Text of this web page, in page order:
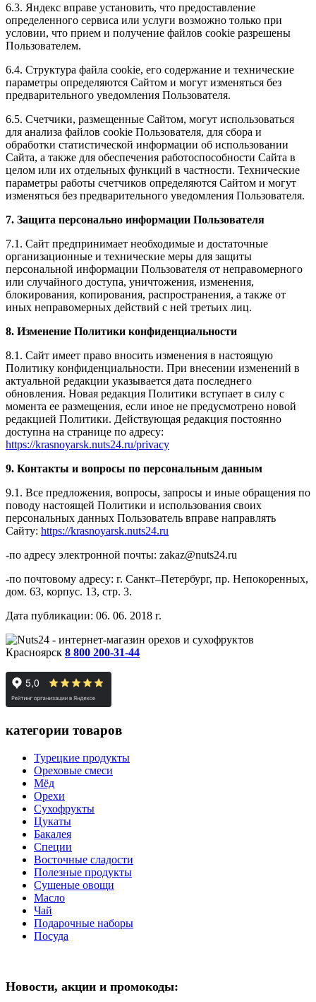
6.3. Яндекс вправе установить, что предоставление
определенного сервиса или услуги возможно только при
условии, что прием и получение файлов cookie разрешены
Пользователем.
6.4. Структура файла cookie, его содержание и технические
параметры определяются Сайтом и могут изменяться без
предварительного уведомления Пользователя.
6.5. Счетчики, размещенные Сайтом, могут использоваться
для анализа файлов cookie Пользователя, для сбора и
обработки статистической информации об использовании
Сайта, а также для обеспечения работоспособности Сайта в
целом или их отдельных функций в частности. Технические
параметры работы счетчиков определяются Сайтом и могут
изменяться без предварительного уведомления Пользователя.
7. Защита персонально информации Пользователя
7.1. Сайт предпринимает необходимые и достаточные
организационные и технические меры для защиты
персональной информации Пользователя от неправомерного
или случайного доступа, уничтожения, изменения,
блокирования, копирования, распространения, а также от
иных неправомерных действий с ней третьих лиц.
8. Изменение Политики конфиденциальности
8.1. Сайт имеет право вносить изменения в настоящую
Политику конфиденциальности. При внесении изменений в
актуальной редакции указывается дата последнего
обновления. Новая редакция Политики вступает в силу с
момента ее размещения, если иное не предусмотрено новой
редакцией Политики. Действующая редакция постоянно
доступна на странице по адресу:
https://krasnoyarsk.nuts24.ru/privacy
9. Контакты и вопросы по персональным данным
9.1. Все предложения, вопросы, запросы и иные обращения по
поводу настоящей Политики и использования своих
персональных данных Пользователь вправе направлять
Сайту: https://krasnoyarsk.nuts24.ru
-по адресу электронной почты: zakaz@nuts24.ru
-по почтовому адресу: г. Санкт–Петербург, пр. Непокоренных,
дом. 63, корпус. 13, стр. 3.
Дата публикации: 06. 06. 2018 г.
Красноярск 8 800 200-31-44
категории товаров
Турецкие продукты
Ореховые смеси
Мёд
Орехи
Сухофрукты
Цукаты
Бакалея
Специи
Восточные сладости
Полезные продукты
Сушеные овощи
Масло
Чай
Подарочные наборы
Посуда
Новости, акции и промокоды: